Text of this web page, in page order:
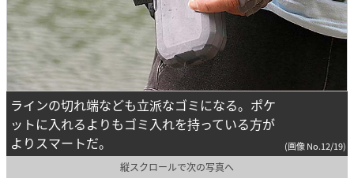
ラインの切れ端なども立派なゴミになる。ポケ
ットに入れるよりもゴミ入れを持っている方が
よりスマートだ。
(画像 No.12/19)
縦スクロールで次の写真へ